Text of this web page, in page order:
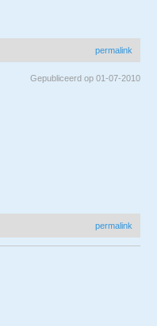
permalink
Gepubliceerd op 01-07-2010
permalink